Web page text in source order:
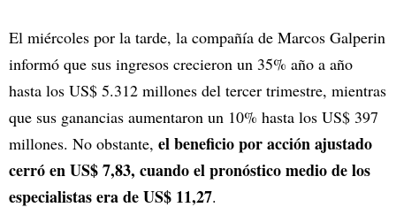
El miércoles por la tarde, la compañía de Marcos Galperin
informó que sus ingresos crecieron un 35% año a año
hasta los US$ 5.312 millones del tercer trimestre, mientras
que sus ganancias aumentaron un 10% hasta los US$ 397
millones. No obstante, el beneficio por acción ajustado
cerró en US$ 7,83, cuando el pronóstico medio de los
especialistas era de US$ 11,27.